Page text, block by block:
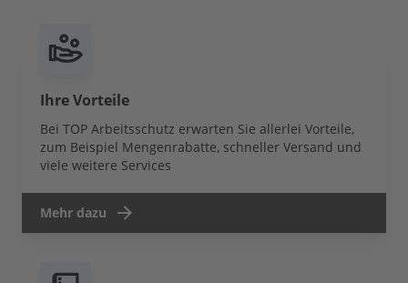
Ihre Vorteile
Bei TOP Arbeitsschutz erwarten Sie allerlei Vorteile,
zum Beispiel Mengenrabatte, schneller Versand und
viele weitere Services
Mehr dazu